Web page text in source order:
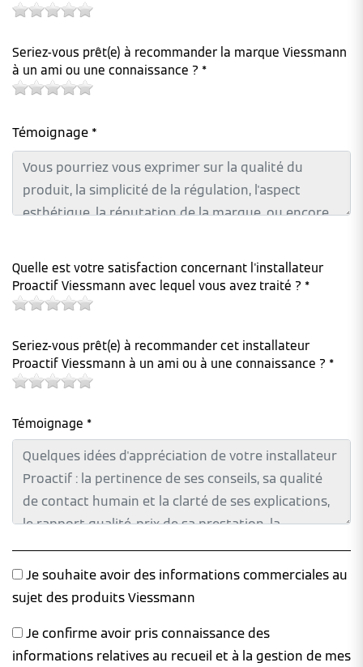
Seriez-vous prêt(e) à recommander la marque Viessmann
à un ami ou une connaissance ? *
Témoignage *
Quelle est votre satisfaction concernant l'installateur
Proactif Viessmann avec lequel vous avez traité ? *
Seriez-vous prêt(e) à recommander cet installateur
Proactif Viessmann à un ami ou à une connaissance ? *
Témoignage *
Je souhaite avoir des informations commerciales au
sujet des produits Viessmann
Je confirme avoir pris connaissance des
informations relatives au recueil et à la gestion de mes